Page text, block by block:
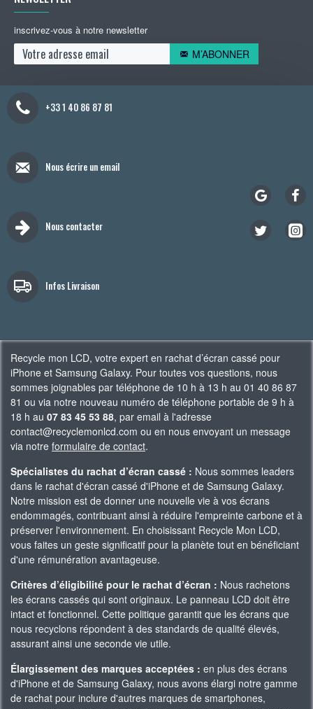
inscrivez-vous à notre newsletter
M’ABONNER
+33 1 40 86 87 81
Nous écrire un email
Nous contacter
Infos Livraison
Recycle mon LCD, votre expert en rachat d’écran cassé pour
iPhone et Samsung Galaxy. Pour toutes vos questions, nous
sommes joignables par téléphone de 10 h à 13 h au 01 40 86 87
81 ou via notre nouveau numéro de téléphone portable de 9 h à
18 h au 07 83 45 53 88, par email à l'adresse
contact@recyclemonlcd.com ou en nous envoyant un message
via notre formulaire de contact.
Spécialistes du rachat d’écran cassé : Nous sommes leaders
dans le rachat d'écran cassé d'iPhone et de Samsung Galaxy.
Notre mission est de donner une nouvelle vie à vos écrans
endommagés, contribuant ainsi à réduire l'empreinte carbone et à
préserver l'environnement. En choisissant Recycle Mon LCD,
vous faites un geste significatif pour la planète tout en bénéficiant
d'une rémunération avantageuse.
Critères d’éligibilité pour le rachat d’écran : Nous rachetons
les écrans cassés qui sont originaux. Le panneau LCD doit être
intact et fonctionnel. Cette politique garantit que les écrans que
nous recyclons répondent à des standards de qualité élevés,
assurant ainsi une seconde vie utile.
Élargissement des marques acceptées : en plus des écrans
d'iPhone et de Samsung Galaxy, nous avons élargi notre gamme
de rachat pour inclure d'autres marques de smartphones,